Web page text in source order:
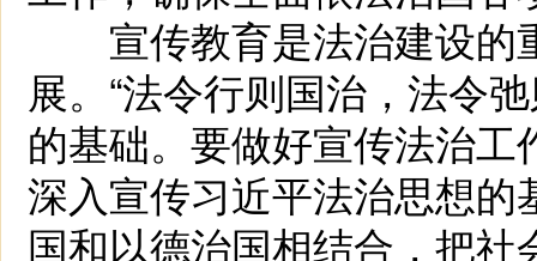
宣传教育是法治建设的
展。“法令行则国治，法令
的基础。要做好宣传法治
深入宣传习近平法治思想
国和以德治国相结合，把